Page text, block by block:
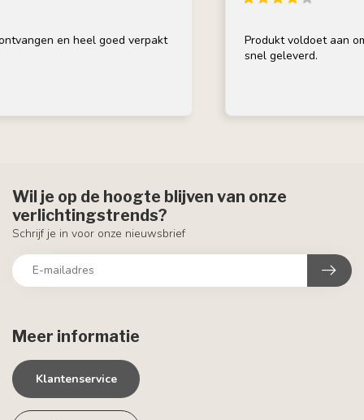
en heel goed verpakt
Produkt voldoet aan
snel geleverd.
Meer informatie
Klantenservice
Wil je op de hoogte blijven van onze
verlichtingstrends?
Schrijf je in voor onze nieuwsbrief